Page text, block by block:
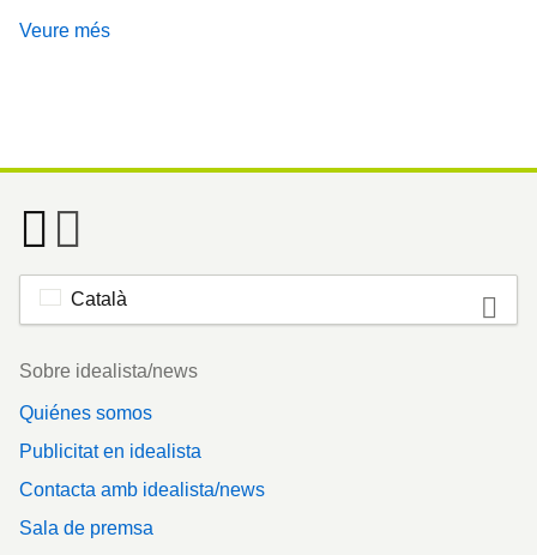
Veure més
Català
Footer
Sobre idealista/news
Quiénes somos
Publicitat en idealista
Contacta amb idealista/news
Sala de premsa